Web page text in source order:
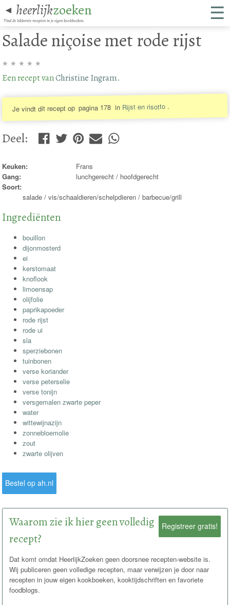
◄ heerlijkzoeken
Vind de lekkerste recepten in je eigen kookboeken. ☰
Salade niçoise met rode rijst
★ ★ ★ ★ ★
Een recept vanChristine Ingram.
Je vindt dit recept op pagina 178 in Rijst en risotto .
Deel:
Keuken:
Frans
Gang:
lunchgerecht / hoofdgerecht
Soort:
salade / vis/schaaldieren/schelpdieren / barbecue/grill
Ingrediënten
bouillon
dijonmosterd
ei
kerstomaat
knoflook
limoensap
olijfolie
paprikapoeder
rode rijst
rode ui
sla
sperziebonen
tuinbonen
verse koriander
verse peterselie
verse tonijn
versgemalen zwarte peper
water
wittewijnazijn
zonnebloemolie
zout
zwarte olijven
Bestel op ah.nl
Registreer gratis!
Waarom zie ik hier geen volledig
recept?
Dat komt omdat HeerlijkZoeken geen doorsnee recepten-website is.
Wij publiceren geen volledige recepten, maar verwijzen je door naar
recepten in jouw eigen kookboeken, kooktijdschriften en favoriete
foodblogs.